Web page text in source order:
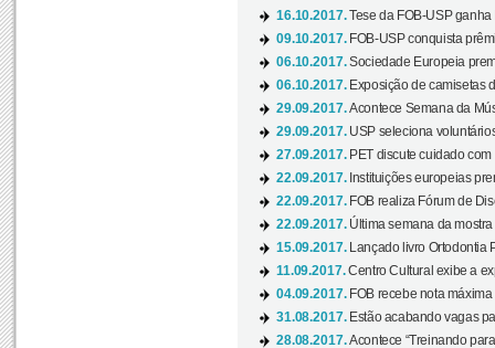
16.10.2017.Tese da FOB-USP
09.10.2017. FOB-USP conquista
06.10.2017.Sociedade Europeia
06.10.2017. Exposição de camisetas
29.09.2017.Acontece Semana da
29.09.2017. USP seleciona
27.09.2017. PET discute cuidado
22.09.2017. Instituições europeias
22.09.2017. FOB realiza Fórum de
22.09.2017. Última semana da mostra
15.09.2017.
Lançado livro Ortodontia
11.09.2017.Centro Cultural exibe a
04.09.2017. FOB recebe nota
31.08.2017. Estão acabando vagas
28.08.2017.Acontece “Treinando